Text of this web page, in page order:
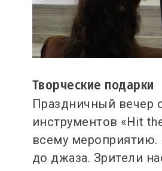
Творческие подарки
Праздничный вечер
инструментов «Hit
всему мероприятию.
до джаза. Зрители